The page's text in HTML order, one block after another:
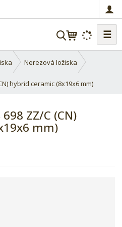
V
h
e
a
t
☰
Nerezová ložiska
hybrid ceramic (8x19x6 mm)
ZZ/C (CN)
mm)